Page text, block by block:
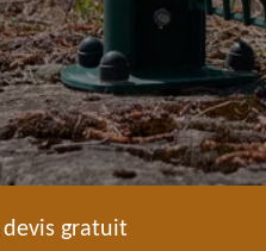
gratuit